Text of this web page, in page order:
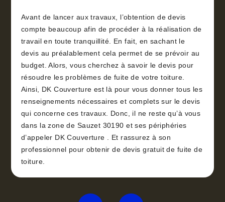
Avant de lancer aux travaux, l’obtention de devis
compte beaucoup afin de procéder à la réalisation de
travail en toute tranquillité. En fait, en sachant le
devis au préalablement cela permet de se prévoir au
budget. Alors, vous cherchez à savoir le devis pour
résoudre les problèmes de fuite de votre toiture.
Ainsi, DK Couverture est là pour vous donner tous les
renseignements nécessaires et complets sur le devis
qui concerne ces travaux. Donc, il ne reste qu’à vous
dans la zone de Sauzet 30190 et ses périphéries
d’appeler DK Couverture . Et rassurez à son
professionnel pour obtenir de devis gratuit de fuite de
toiture.